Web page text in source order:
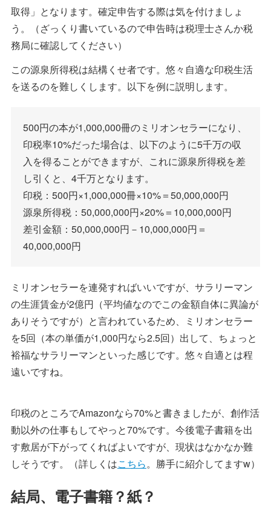
取得」となります。確定申告する際は気を付けましょ
う。（ざっくり書いているので申告時は税理士さんか税
務局に確認してください）
この源泉所得税は結構くせ者です。悠々自適な印税生活
を送るのを難しくします。以下を例に説明します。
500円の本が1,000,000冊のミリオンセラーになり、
印税率10%だった場合は、以下のように5千万の収
入を得ることができますが、これに源泉所得税を差
し引くと、4千万となります。
印税：500円×1,000,000冊×10%＝50,000,000円
源泉所得税：50,000,000円×20%＝10,000,000円
差引金額：50,000,000円－10,000,000円＝
40,000,000円
ミリオンセラーを連発すればいいですが、サラリーマン
の生涯賃金が2億円（平均値なのでこの金額自体に異論が
ありそうですが）と言われているため、ミリオンセラー
を5回（本の単価が1,000円なら2.5回）出して、ちょっと
裕福なサラリーマンといった感じです。悠々自適とは程
遠いですね。
印税のところでAmazonなら70%と書きましたが、創作活
動以外の仕事もしてやっと70%です。今後電子書籍を出
す敷居が下がってくればよいですが、現状はなかなか難
しそうです。（詳しくはこちら。勝手に紹介してますw）
結局、電子書籍？紙？